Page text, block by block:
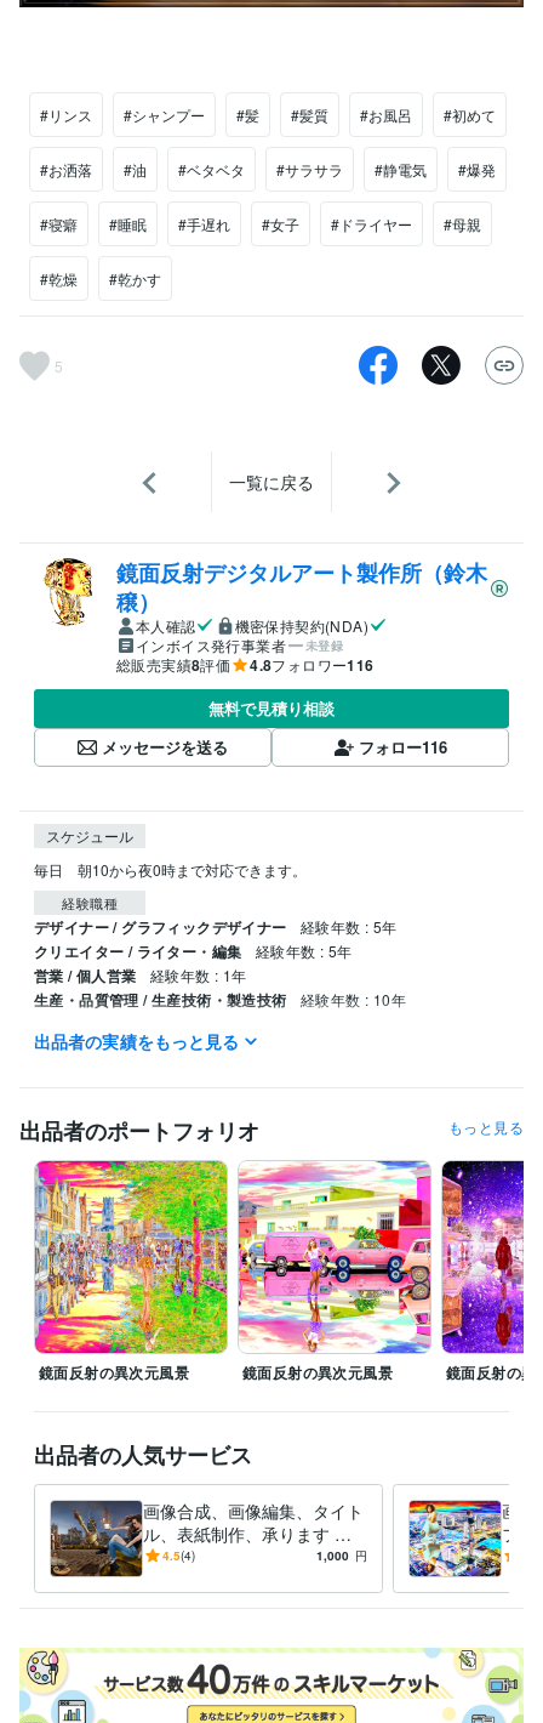
#リンス #シャンプー #髪 #髪質 #お風呂 #初めて
#お洒落 #油 #ベタベタ #サラサラ #静電気 #爆発
#寝癖 #睡眠 #手遅れ #女子 #ドライヤー #母親
#乾燥 #乾かす
5
一覧に戻る
鏡面反射デジタルアート製作所（鈴木
穣）
本人確認
機密保持契約(NDA)
インボイス発行事業者
未登録
総販売実績8評価 4.8フォロワー116
無料で見積り相談
メッセージを送る
フォロー116
スケジュール
毎日　朝10から夜0時まで対応できます。
経験職種
デザイナー / グラフィックデザイナー 経験年数 : 5年
クリエイター / ライター・編集 経験年数 : 5年
営業 / 個人営業 経験年数 : 1年
生産・品質管理 / 生産技術・製造技術 経験年数 : 10年
職歴
動画編集・映像制作 画像合成、画像修正、タイトル制作、ブログ
合成画像 合成写真 タイトル制作 表紙制作
ブログ記事
アフェリエイト
ニュース記事 スチームパンク サイバーパンク 小説
学歴
東京都立工芸高等学校 1988年3月 ~ 1990年2月
出品者の実績をもっと見る
出品者のポートフォリオ もっと見る
鏡面反射の異次元風景 鏡面反射の異次元風景 鏡面反射の異
出品者の人気サービス
画像合成、画像編集、タイト
ル、表紙制作、承ります シ
ュールで異次元な世界の空間
4.5(4) 1,000 円
画像
フト
で、